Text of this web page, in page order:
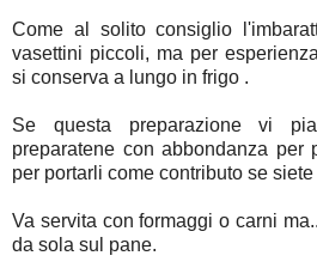
Come al solito consiglio
vasettini piccoli, ma per
si conserva a lungo in frigo .
Se questa preparazione vi
preparatene con abbondanza per
per portarli come contributo se
Va servita con formaggi o carni
da sola sul pane.